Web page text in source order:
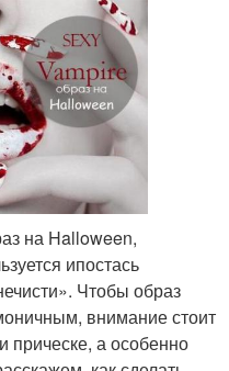
на Halloween,
ипостась
Чтобы образ
внимание стоит
прическе, а особенно